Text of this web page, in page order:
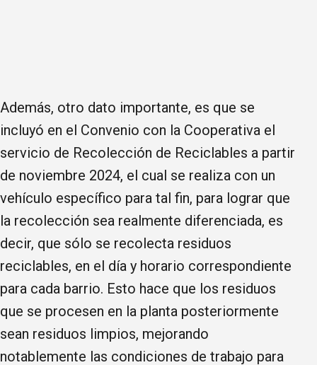
Además, otro dato importante, es que se
incluyó en el Convenio con la Cooperativa el
servicio de Recolección de Reciclables a partir
de noviembre 2024, el cual se realiza con un
vehículo específico para tal fin, para lograr que
la recolección sea realmente diferenciada, es
decir, que sólo se recolecta residuos
reciclables, en el día y horario correspondiente
para cada barrio. Esto hace que los residuos
que se procesen en la planta posteriormente
sean residuos limpios, mejorando
notablemente las condiciones de trabajo para